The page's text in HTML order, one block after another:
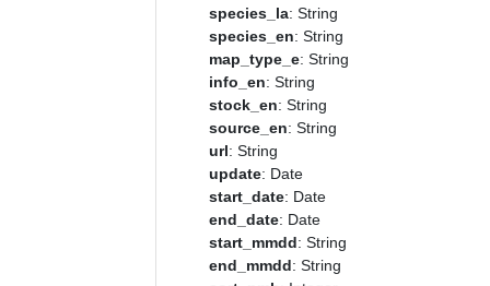
species_la: String
species_en: String
map_type_e: String
info_en: String
stock_en: String
source_en: String
url: String
update: Date
start_date: Date
end_date: Date
start_mmdd: String
end_mmdd: String